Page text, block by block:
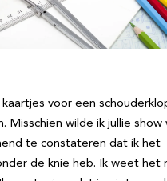
voor een
Misschien wilde ik jullie show
te constateren dat ik het
de knie heb. Ik weet het